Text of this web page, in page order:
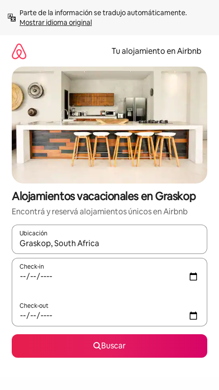
contenidoMostrar idioma original
Tu alojamiento en Airbnb
Alojamientos vacacionales en Graskop
Encontrá y reservá alojamientos únicos en Airbnb
Ubicación
Cuando los resultados estén disponibles, navegá con las
Check-in
Check-out
Buscar